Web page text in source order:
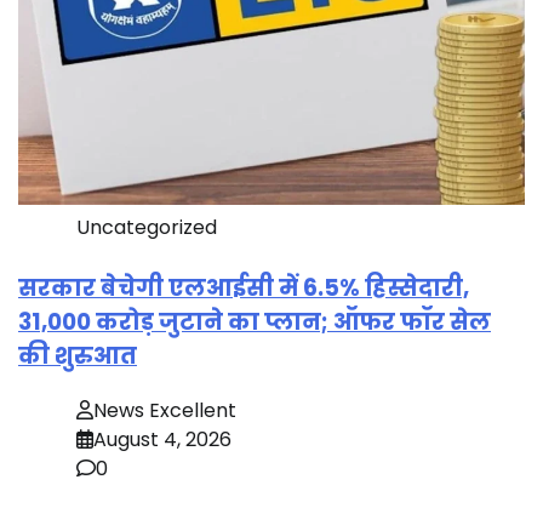
Uncategorized
सरकार बेचेगी एलआईसी में 6.5% हिस्सेदारी,
31,000 करोड़ जुटाने का प्लान; ऑफर फॉर सेल
की शुरुआत
News Excellent
August 4, 2026
0